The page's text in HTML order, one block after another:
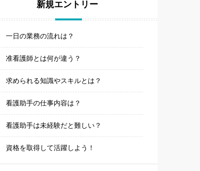
新規エントリー
一日の業務の流れは？
准看護師とは何が違う？
求められる知識やスキルとは？
看護助手の仕事内容は？
看護助手は未経験だと難しい？
資格を取得して活躍しよう！